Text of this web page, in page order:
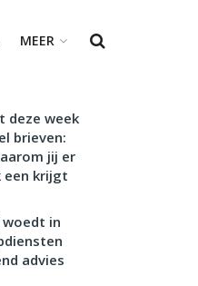
MEER
deze week
brieven:
jij er
een krijgt
in
advies